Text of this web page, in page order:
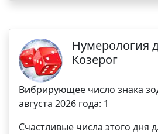
Нумерология
Козерог
Вибрирующее число знака
августа 2026 года: 1
Счастливые числа этого дня